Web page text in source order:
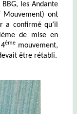
les Andante
Mouvement) ont
a confirmé qu’il
de mise en
ème mouvement,
être rétabli.